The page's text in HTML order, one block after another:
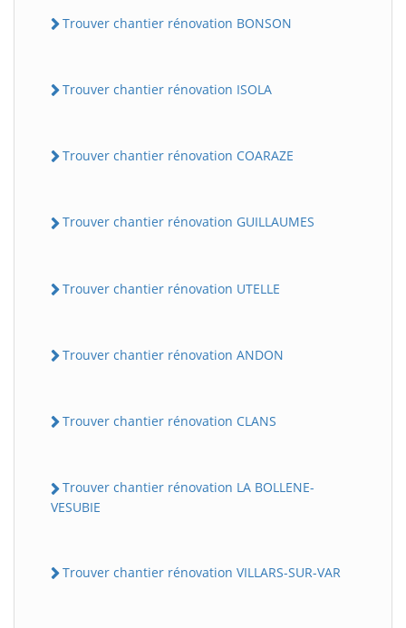
Trouver chantier rénovation BONSON
Trouver chantier rénovation ISOLA
Trouver chantier rénovation COARAZE
Trouver chantier rénovation GUILLAUMES
Trouver chantier rénovation UTELLE
Trouver chantier rénovation ANDON
Trouver chantier rénovation CLANS
Trouver chantier rénovation LA BOLLENE-
VESUBIE
Trouver chantier rénovation VILLARS-SUR-VAR